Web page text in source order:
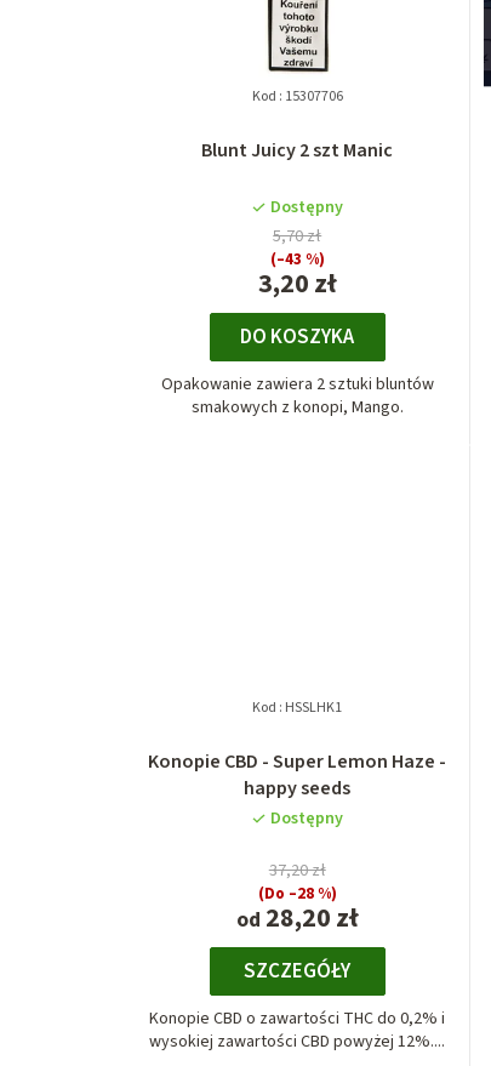
Blunt Juicy 2 szt Manic
Dostępny
3,20 zł
5,70 zł
(–43 %)
DO KOSZYKA
Opakowanie zawiera 2 sztuki bluntów
smakowych z konopi, Mango.
Kod : 15307706
Konopie CBD - Super Lemon Haze -
happy seeds
Dostępny
od 28,20 zł
37,20 zł
(Do –28 %)
SZCZEGÓŁY
Konopie CBD o zawartości THC do 0,2% i
wysokiej zawartości CBD powyżej 12%....
Kod : HSSLHK1